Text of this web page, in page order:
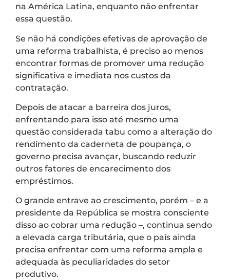
na América Latina, enquanto não enfrentar
essa questão.
Se não há condições efetivas de aprovação de
uma reforma trabalhista, é preciso ao menos
encontrar formas de promover uma redução
significativa e imediata nos custos da
contratação.
Depois de atacar a barreira dos juros,
enfrentando para isso até mesmo uma
questão considerada tabu como a alteração do
rendimento da caderneta de poupança, o
governo precisa avançar, buscando reduzir
outros fatores de encarecimento dos
empréstimos.
O grande entrave ao crescimento, porém – e a
presidente da República se mostra consciente
disso ao cobrar uma redução –, continua sendo
a elevada carga tributária, que o país ainda
precisa enfrentar com uma reforma ampla e
adequada às peculiaridades do setor
produtivo.